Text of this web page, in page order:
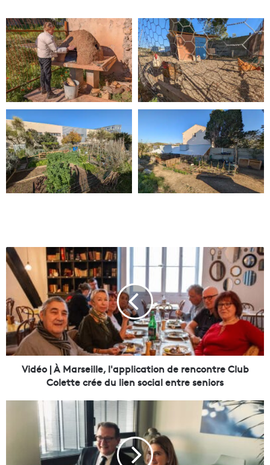
V
i
o
|
À
M
a
Vidéo | À Marseille, l'application de rencontre Club
Colette crée du lien social entre seniors